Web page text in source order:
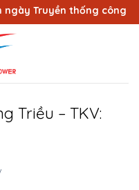
Truyền thống công
Triều – TKV: